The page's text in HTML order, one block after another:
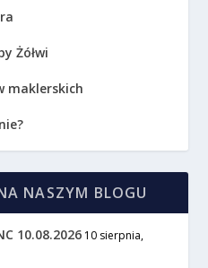
Żółwi
maklerskich
NASZYM BLOGU
10.08.2026 10 sierpnia,